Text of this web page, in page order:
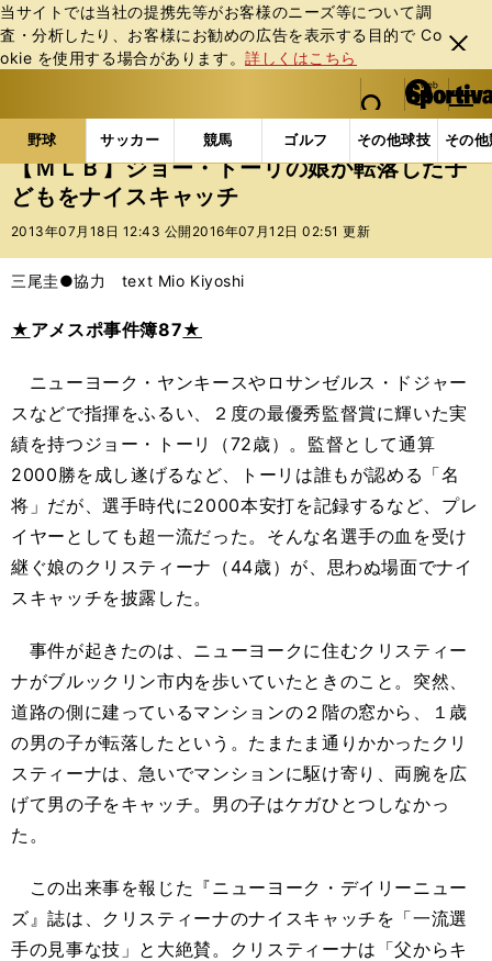
当サイトでは当社の提携先等がお客様のニーズ等について調
査・分析したり、お客様にお勧めの広告を表⽰する⽬的で Co
okie を使⽤する場合があります。詳しくはこちら
閉じ
る
web Sportiva (webスポルティーバ)
検索
マイペ
ー
ジ
メニュ
野球 サッカー 競馬 ゴルフ その他球技 その
b
ス
ポ
ル
バ
野球の記事一覧 MLB MLB 【ＭＬＢ】ジョー・
【ＭＬＢ】ジョー・トーリの娘が転落した子
どもをナイスキャッチ
2013年07月18日 12:43 公開 2016年07月12日 02:51 更新
三尾圭●協力 text Mio Kiyoshi
★ アメスポ事件簿87★
ニューヨーク・ヤンキースやロサンゼルス・ドジャー
スなどで指揮をふるい、２度の最優秀監督賞に輝いた実
績を持つジョー・トーリ（72歳）。監督として通算
2000勝を成し遂げるなど、トーリは誰もが認める「名
将」だが、選手時代に2000本安打を記録するなど、プレ
イヤーとしても超一流だった。そんな名選手の血を受け
継ぐ娘のクリスティーナ（44歳）が、思わぬ場面でナイ
スキャッチを披露した。
事件が起きたのは、ニューヨークに住むクリスティー
ナがブルックリン市内を歩いていたときのこと。突然、
道路の側に建っているマンションの２階の窓から、１歳
の男の子が転落したという。たまたま通りかかったクリ
スティーナは、急いでマンションに駆け寄り、両腕を広
げて男の子をキャッチ。男の子はケガひとつしなかっ
た。
この出来事を報じた『ニューヨーク・デイリーニュー
ズ』誌は、クリスティーナのナイスキャッチを「一流選
手の見事な技」と大絶賛。クリスティーナは「父からキ